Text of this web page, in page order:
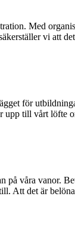
Med
vi att
för
upp till vårt löfte
våra vanor.
Att det är